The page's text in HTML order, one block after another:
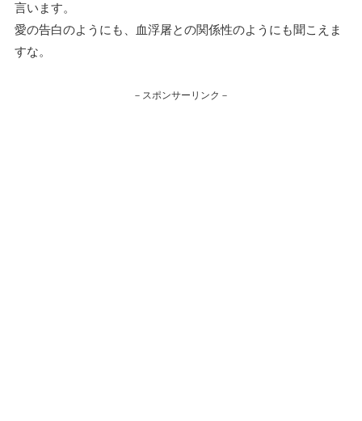
言います。
愛の告白のようにも、血浮屠との関係性のようにも聞こえま
すな。
－スポンサーリンク－